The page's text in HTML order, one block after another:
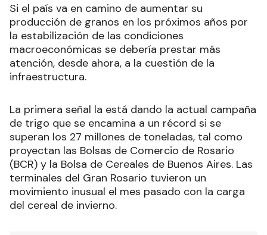
Si el país va en camino de aumentar su
producción de granos en los próximos años por
la estabilización de las condiciones
macroeconómicas se debería prestar más
atención, desde ahora, a la cuestión de la
infraestructura.
La primera señal la está dando la actual campaña
de trigo que se encamina a un récord si se
superan los 27 millones de toneladas, tal como
proyectan las Bolsas de Comercio de Rosario
(BCR) y la Bolsa de Cereales de Buenos Aires. Las
terminales del Gran Rosario tuvieron un
movimiento inusual el mes pasado con la carga
del cereal de invierno.